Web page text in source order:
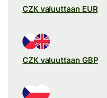
CZK valuuttaan EUR
CZK valuuttaan GBP